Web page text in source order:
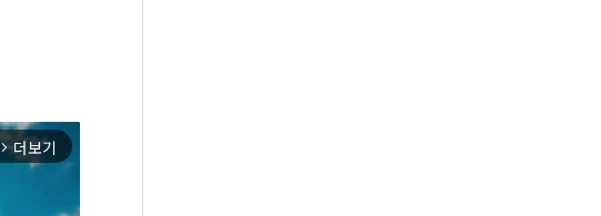
arrow_forward_ios 더보기